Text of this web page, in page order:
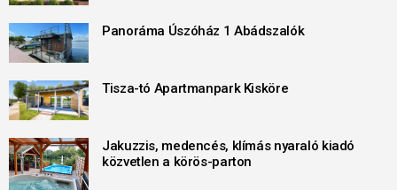
Panoráma Úszóház 1 Abádszalók
Tisza-tó Apartmanpark Kisköre
Jakuzzis, medencés, klímás nyaraló kiadó
közvetlen a körös-parton